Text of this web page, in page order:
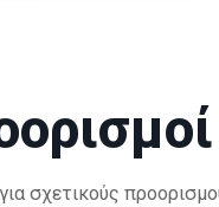
σχετικούς